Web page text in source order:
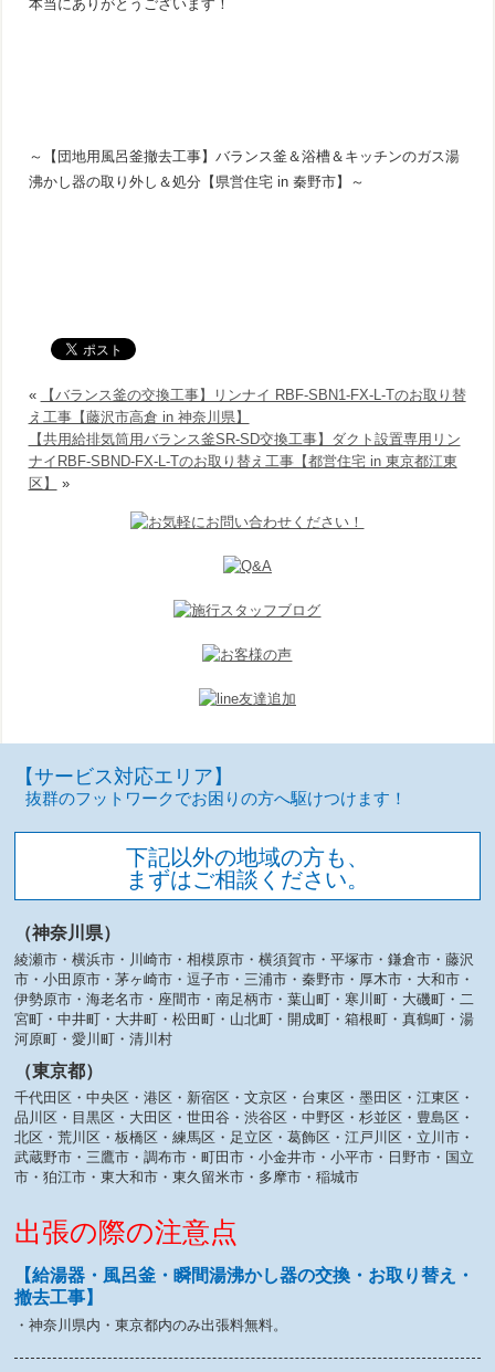
本当にありがとうございます！
～【団地用風呂釜撤去工事】バランス釜＆浴槽＆キッチンのガス湯
沸かし器の取り外し＆処分【県営住宅 in 秦野市】～
«
【バランス釜の交換工事】リンナイ RBF-SBN1-FX-L-Tのお取り替
え工事【藤沢市高倉 in 神奈川県】
【共用給排気筒用バランス釜SR-SD交換工事】ダクト設置専用リン
ナイRBF-SBND-FX-L-Tのお取り替え工事【都営住宅 in 東京都江東
区】
»
【サービス対応エリア】
抜群のフットワークでお困りの方へ駆けつけます！
下記以外の地域の方も、
まずはご相談ください。
（神奈川県）
綾瀬市・横浜市・川崎市・相模原市・横須賀市・平塚市・鎌倉市・藤沢
市・小田原市・茅ヶ崎市・逗子市・三浦市・秦野市・厚木市・大和市・
伊勢原市・海老名市・座間市・南足柄市・葉山町・寒川町・大磯町・二
宮町・中井町・大井町・松田町・山北町・開成町・箱根町・真鶴町・湯
河原町・愛川町・清川村
（東京都）
千代田区・中央区・港区・新宿区・文京区・台東区・墨田区・江東区・
品川区・目黒区・大田区・世田谷・渋谷区・中野区・杉並区・豊島区・
北区・荒川区・板橋区・練馬区・足立区・葛飾区・江戸川区・立川市・
武蔵野市・三鷹市・調布市・町田市・小金井市・小平市・日野市・国立
市・狛江市・東大和市・東久留米市・多摩市・稲城市
出張の際の注意点
【給湯器・風呂釜・瞬間湯沸かし器の交換・お取り替え・
撤去工事】
・神奈川県内・東京都内のみ出張料無料。